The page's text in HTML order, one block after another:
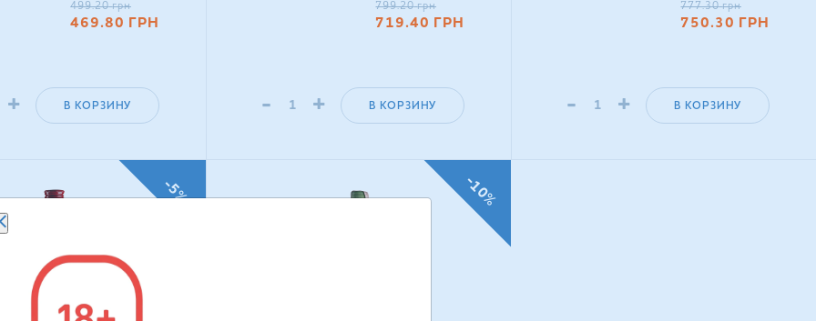
499.20 грн
469.80 ГРН
+ В КОРЗИНУ
799.20 грн
719.40 ГРН
- + В КОРЗИНУ
777.30 грн
750.30 ГРН
- + В КОРЗИНУ
-5% -10%